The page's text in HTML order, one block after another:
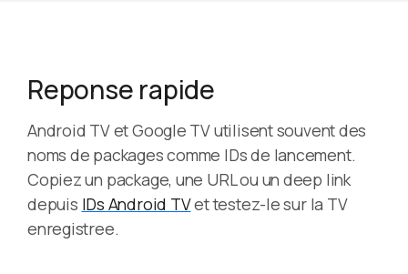
Reponse rapide
Android TV et Google TV utilisent souvent des
noms de packages comme IDs de lancement.
Copiez un package, une URL ou un deep link
depuis IDs Android TVet testez-le sur la TV
enregistree.